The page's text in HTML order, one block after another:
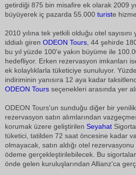
getirdiği 875 bin misafire ek olarak 2009
büyüyerek iç pazarda 55.000 turiste
2010 yılına tek yetkili olduğu otel
iddialı giren ODEON Tours , 44 şehirde
bu yıl yüzde 100'e yakın büyüme ile
hedefliyor. Erken rezervasyon imkanları
ek kolaylıklarla tüketiciye sunuluyor.
indiriminin yanısıra 12 aya kadar
ODEON Tours seçenekleri arasında yer
ODEON Tours'un sunduğu diğer bir
rezervasyon satın alımlarından
korumak üzere geliştirilen Seyahat
tüketici, tatilden 72 saat öncesine kadar
olmayacak, satın aldığı otel
ödeme gerçekleştirilebilecek. Bu
önde gelen kuruluşlarından Allianz'ca